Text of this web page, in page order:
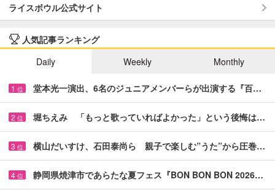
ライスボウル公式サイト
人気記事ランキング
Daily
Weekly Monthly
1 位 堂本光一演出、6名のジュニアメンバーらが出演する『百…
2 位 堀ちえみ 「もっと歌っていればよかった」という後悔は…
3 位 横山だいすけ、石田泰尚ら 親子で楽しむ”うた”から圧巻…
4 位 静岡県焼津市であらたな夏フェス『BON BON BON 2026…